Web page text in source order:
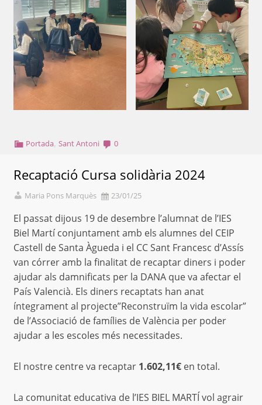
Portada,Sant Antoni 0
Recaptació Cursa solidària 2024
Maria Pons Marquès 23/01/25
El passat dijous 19 de desembre l’alumnat de l’IES
Biel Martí conjuntament amb els alumnes del CEIP
Castell de Santa Àgueda i el CC Sant Francesc d’Assís
van córrer amb la finalitat de recaptar diners i poder
ajudar als damnificats per la DANA que va afectar el
País Valencià. Els diners recaptats han anat
íntegrament al projecte”Reconstruïm la vida escolar”
de l’Associació de famílies de València per poder
ajudar a les escoles més necessitades.
El nostre centre va recaptar 1.602,11€ en total.
La comunitat educativa de l’IES BIEL MARTÍ vol agrair